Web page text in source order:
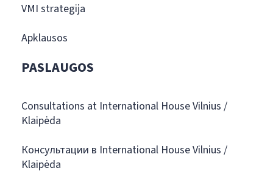
VMI strategija
Apklausos
PASLAUGOS
Consultations at International House Vilnius /
Klaipėda
Консультации в International House Vilnius /
Klaipėda